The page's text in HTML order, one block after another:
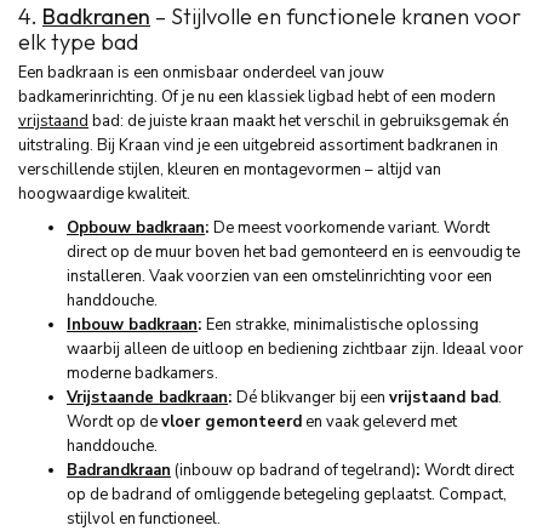
4. Badkranen – Stijlvolle en functionele kranen voor
elk type bad
Een badkraan is een onmisbaar onderdeel van jouw
badkamerinrichting. Of je nu een klassiek ligbad hebt of een modern
vrijstaand bad: de juiste kraan maakt het verschil in gebruiksgemak én
uitstraling. Bij Kraan vind je een uitgebreid assortiment badkranen in
verschillende stijlen, kleuren en montagevormen – altijd van
hoogwaardige kwaliteit.
Opbouw badkraan: De meest voorkomende variant. Wordt
direct op de muur boven het bad gemonteerd en is eenvoudig te
installeren. Vaak voorzien van een omstelinrichting voor een
handdouche.
Inbouw badkraan: Een strakke, minimalistische oplossing
waarbij alleen de uitloop en bediening zichtbaar zijn. Ideaal voor
moderne badkamers.
Vrijstaande badkraan: Dé blikvanger bij een vrijstaand bad.
Wordt op devloer gemonteerden vaak geleverd met
handdouche.
Badrandkraan (inbouw op badrand of tegelrand): Wordt direct
op de badrand of omliggende betegeling geplaatst. Compact,
stijlvol en functioneel.